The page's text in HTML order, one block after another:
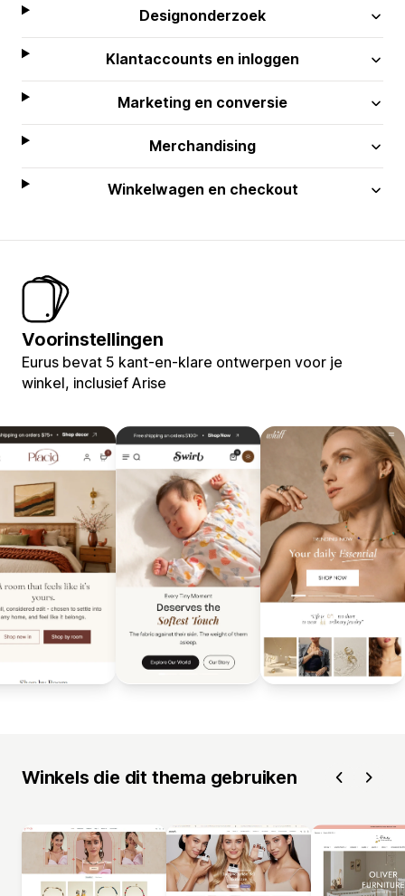
Designonderzoek
Klantaccounts en inloggen
Marketing en conversie
Merchandising
Winkelwagen en checkout
Voorinstellingen
Eurus bevat 5 kant-en-klare ontwerpen voor je
winkel, inclusief Arise
Winkels die dit thema gebruiken